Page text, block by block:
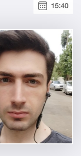
15:40